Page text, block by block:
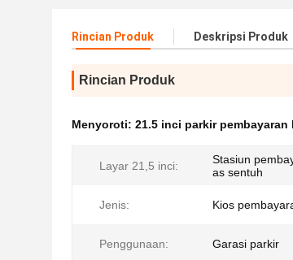
Rincian Produk Deskripsi Produk
Rincian Produk
Menyoroti: 21.5 inci parkir pembayaran
Layar 21,5 inci:
Stasiun
as sentuh
Jenis: Kios
Penggunaan: Garasi parkir